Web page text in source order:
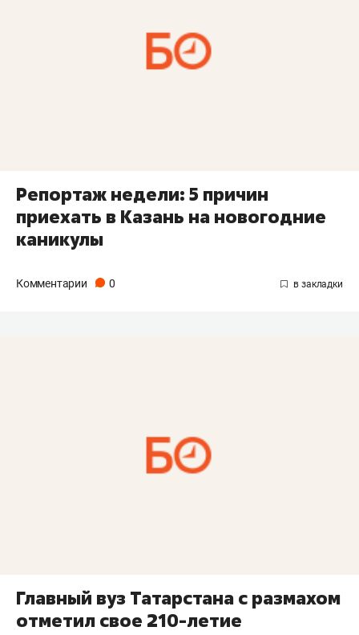
Репортаж недели: 5 причин
приехать в Казань на новогодние
каникулы
Комментарии 0
Главный вуз Татарстана с размахом
отметил свое 210-летие